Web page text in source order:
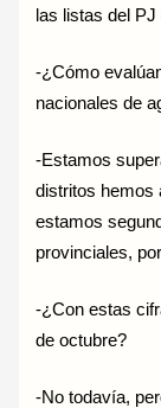
las listas del
-¿Cómo
nacionales de
-Estamos
distritos hemos
estamos
provinciales,
-¿Con estas
de octubre?
-No todavía,